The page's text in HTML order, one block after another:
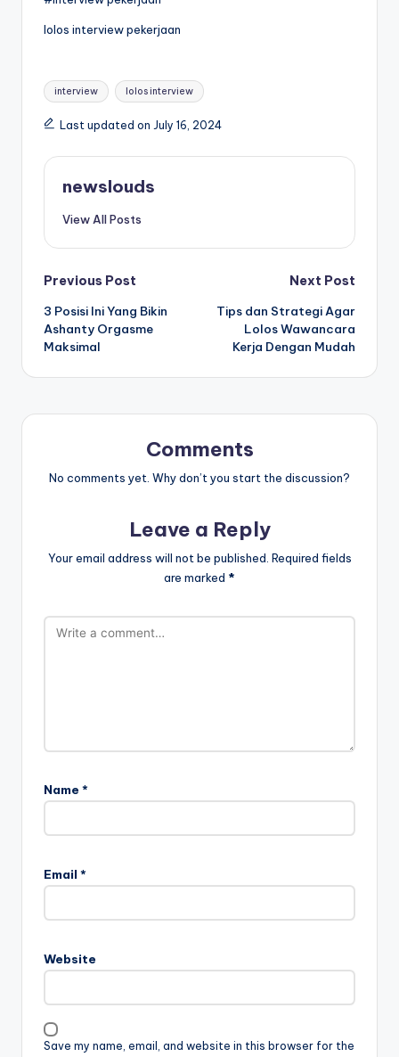
lolos interview pekerjaan
Tags:
interview lolos interview
Last updated on July 16, 2024
newslouds
View All Posts
Post
navigation
Previous Post
3 Posisi Ini Yang Bikin
Ashanty Orgasme
Maksimal
Next Post
Tips dan Strategi Agar
Lolos Wawancara
Kerja Dengan Mudah
Comments
No comments yet. Why don’t you start the discussion?
Leave a Reply
Your email address will not be published. Required fields
are marked *
Name *
Email *
Website
Save my name, email, and website in this browser for the